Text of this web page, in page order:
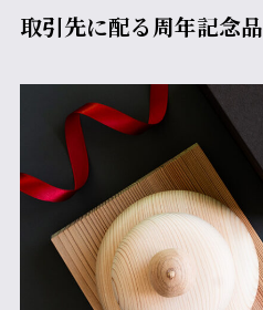
取引先に配る周年記念品